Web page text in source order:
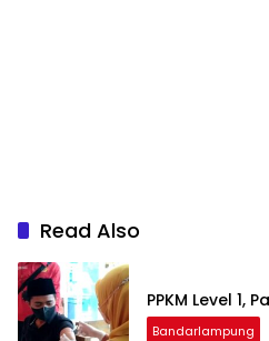
Read Also
PPKM Level 1,
Bandarlampung